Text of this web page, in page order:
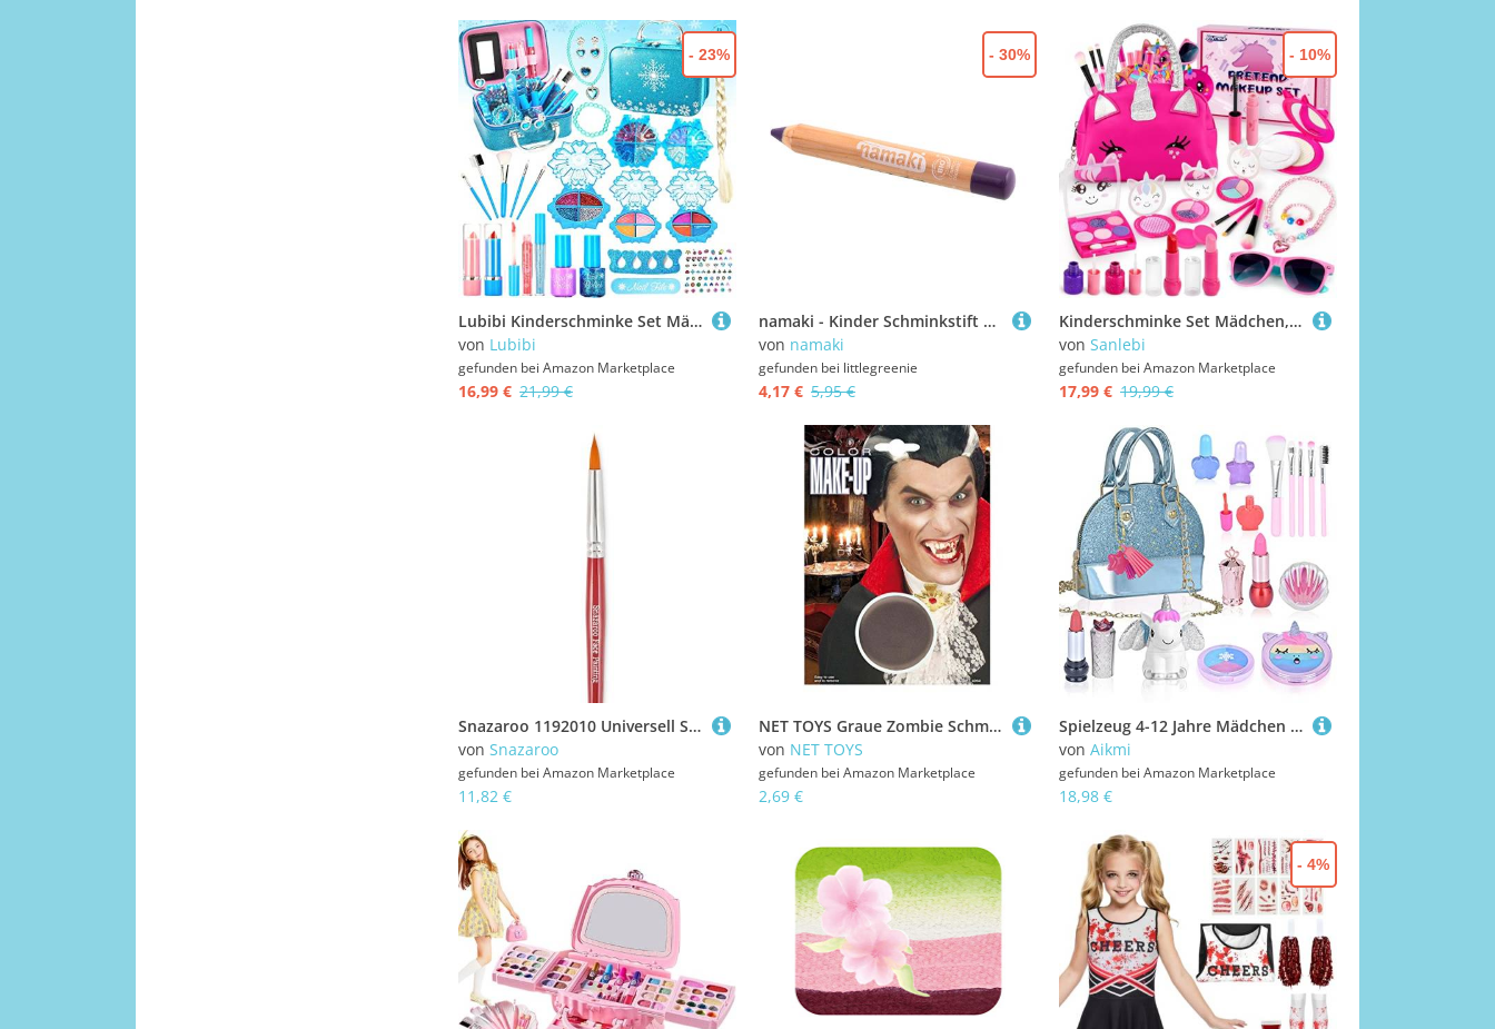
Lubibi Kinderschminke Set Mädchen, Waschbares, sicheres Make-up-Set für Kinder Mit Kosmetiktasche,Nagellack,Geburtstag Weihnachten Geschenk für Mädchen 456789 10 Mit Geschenkbox
von Lubibi
gefunden bei Amazon Marketplace
16,99 € 21,99 €
- 23%
namaki - Kinder Schminkstift | Violett
von namaki
gefunden bei littlegreenie
4,17 € 5,95 €
- 30%
Kinderschminke Set Mädchen, 20 Stücke Make Up Spielzeug, Rollenspiel Geschenk Spielzeug ab 3 Jahre (Kein Echtes Makeup)
von Sanlebi
gefunden bei Amazon Marketplace
17,99 € 19,99 €
- 10%
Snazaroo 1192010 Universell Schminkpinsel, für Kinderschminke, Vielzweckpinsle, rot
von Snazaroo
gefunden bei Amazon Marketplace
11,82 €
NET TOYS Graue Zombie Schminke Karneval Make Up grau Theaterschminke Faschingsschminke Halloween Makeup Schminkfarbe Vampir Karnevalsschminke
von NET TOYS
gefunden bei Amazon Marketplace
2,69 €
Spielzeug 4-12 Jahre Mädchen Kinderschminke Set Mädchen Waschbar Schminke Kinder Kosmetik Makeup Set Rollenspiel Kinder Spielzeug Weihnachten Geschenk für Mädchen 5 6 7 8 Jahre Geschenk(Blau)
von Aikmi
gefunden bei Amazon Marketplace
18,98 €
- 4%